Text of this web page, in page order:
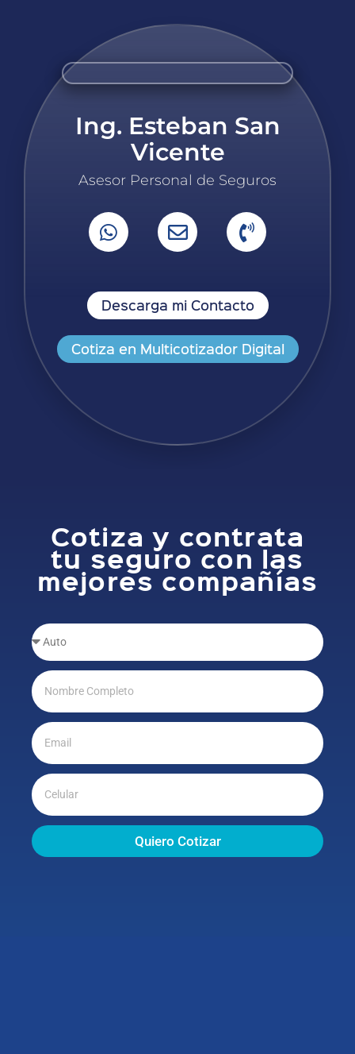
Ing. Esteban San
Vicente
Asesor Personal de Seguros
Descarga mi Contacto
Cotiza en Multicotizador Digital
Cotiza y contrata
tu seguro con las
mejores compañías
Quiero Cotizar